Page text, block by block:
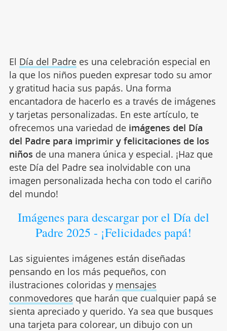
El Día del Padrees una celebración especial en
la que los niños pueden expresar todo su amor
y gratitud hacia sus papás. Una forma
encantadora de hacerlo es a través de imágenes
y tarjetas personalizadas. En este artículo, te
ofrecemos una variedad de imágenes del Día
del Padre para imprimir y felicitaciones de los
niños de una manera única y especial. ¡Haz que
este Día del Padre sea inolvidable con una
imagen personalizada hecha con todo el cariño
del mundo!
Imágenes para descargar por el Día del
Padre 2025 - ¡Felicidades papá!
Las siguientes imágenes están diseñadas
pensando en los más pequeños, con
ilustraciones coloridas y mensajes
conmovedores que harán que cualquier papá se
sienta apreciado y querido. Ya sea que busques
una tarjeta para colorear, un dibujo con un